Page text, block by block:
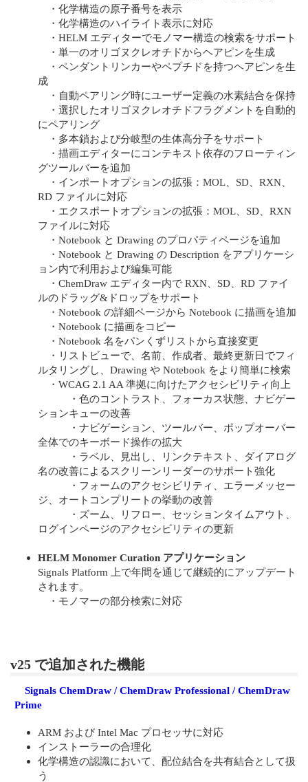
・化学構造の原子番号を表示
・化学構造のハイライト表示に対応
・HELM エディターでモノマー構造の検索をサポート
・単一のオリゴヌクレオチドからヘアピンを生成
・ペンダントリンカーやペプチドを持つヘアピンを生
成
・自動ペアリング時にユーザー定義の水素結合を保持
・選択したオリゴヌクレオチドフラグメントを自動的
にペアリング
・多本鎖および分岐型の生体高分子をサポート
・描画エディターにコンテキスト依存のフローティン
グツールバーを追加
・インポートオプションの拡張：MOL、SD、RXN、
RD ファイルに対応
・エクスポートオプションの拡張：MOL、SD、RXN
ファイルに対応
・Notebook と Drawing のプロパティページを追加
・Notebook と Drawing の Description をアプリケーシ
ョン内で利用および編集可能
・ChemDraw エディター内で RXN、SD、RD ファイ
ルのドラッグ&ドロップをサポート
・Notebook の詳細ページから Notebook に描画を追加
・Notebook に描画をコピー
・Notebook 名をパンくずリストから直接変更
・リストビューで、名前、作成者、最終更新日でフィ
ルタリングし、Drawing や Notebook をより簡単に検索
・WCAG 2.1 AA 準拠に向けたアクセシビリティ向上
・色のコントラスト、フォーカス状態、ナビゲー
ションキューの改善
・ナビゲーション、ツールバー、ポップオーバー
全体でのキーボード操作の拡大
・ラベル、見出し、リンクテキスト、ダイアログ
名の改善によるスクリーンリーダーのサポート強化
・フォームのアクセシビリティ、エラーメッセー
ジ、オートコンプリートの挙動の改善
・ズーム、リフロー、セッションタイムアウト、
ログインページのアクセシビリティの更新
HELM Monomer Curation アプリケーション
Signals Platform 上で年間を通じて継続的にアップデート
されます。
・モノマーの部分検索に対応
v25 で追加された機能
Signals ChemDraw / ChemDraw Professional / ChemDraw
Prime
ARM および Intel Mac プロセッサに対応
インストーラーの合理化
化学構造の認識において、配位結合を共有結合として扱
う